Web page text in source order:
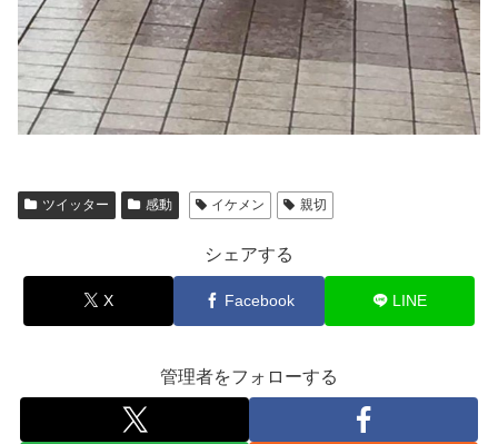
ツイッター 感動 イケメン 親切
シェアする
X Facebook LINE
管理者をフォローする